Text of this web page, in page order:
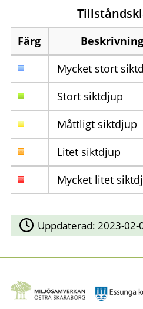
Färg Beskrivning
Mycket stort
Stort siktdjup
Måttligt siktdjup
Litet siktdjup
Mycket litet
Uppdaterad:2023-02-